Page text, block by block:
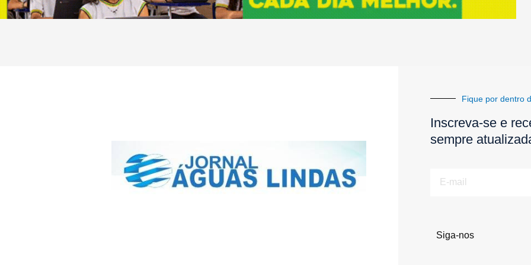
Fique por dentro
Inscreva-se e
sempre
Siga-nos